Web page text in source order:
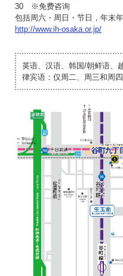
30 ※免费咨询
包括周六・周日・节日，年末
http://www.ih-osaka.or.jp/
英语、汉语、韩国/朝鲜语、
律宾语：仅周二、周三和周四